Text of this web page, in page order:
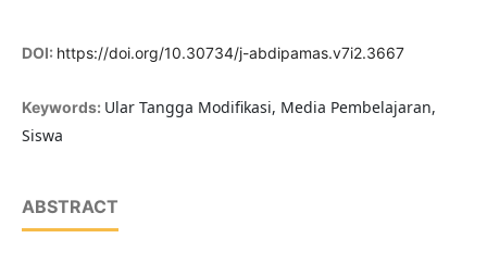
DOI: https://doi.org/10.30734/j-abdipamas.v7i2.3667
Keywords: Ular Tangga Modifikasi, Media Pembelajaran,
Siswa
ABSTRACT